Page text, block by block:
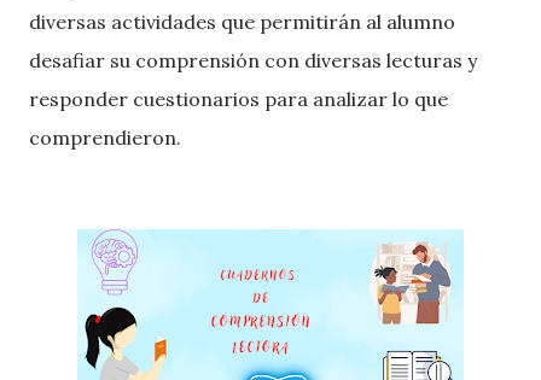
diversas actividades que permitirán al alumno
desafiar su comprensión con diversas lecturas y
responder cuestionarios para analizar lo que
comprendieron.